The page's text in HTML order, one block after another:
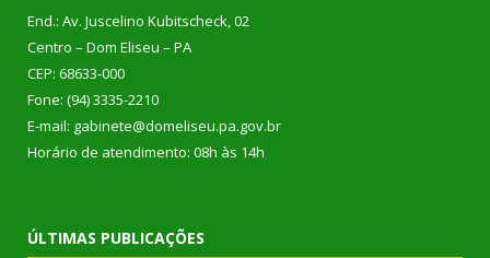
End.: Av. Juscelino Kubitscheck, 02
Centro – Dom Eliseu – PA
CEP: 68633-000
Fone: (94) 3335-2210
E-mail: gabinete@domeliseu.pa.gov.br
Horário de atendimento: 08h às 14h
ÚLTIMAS PUBLICAÇÕES